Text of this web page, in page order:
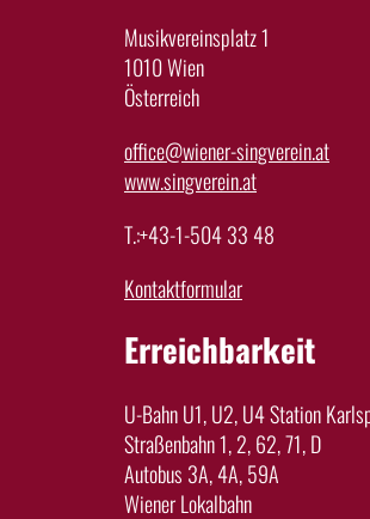
Musikvereinsplatz 1
1010 Wien
Österreich
office@wiener-singverein.at
www.singverein.at
T.:+43-1-504 33 48
Kontaktformular
Erreichbarkeit
U-Bahn U1, U2, U4 Station
Straßenbahn 1, 2, 62, 71, D
Autobus 3A, 4A, 59A
Wiener Lokalbahn